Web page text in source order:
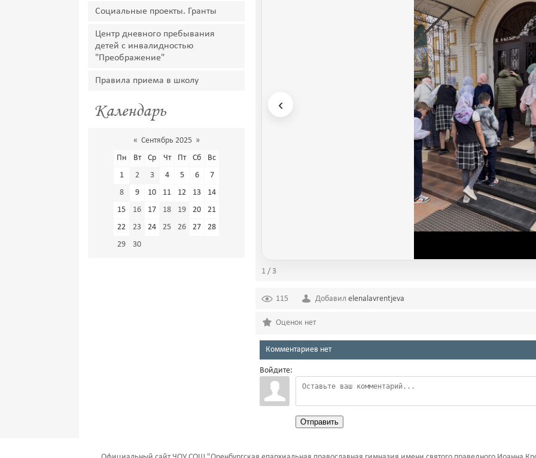
Социальные проекты. Гранты
Центр дневного пребывания
детей с инвалидностью
"Преображение"
Правила приема в школу
Календарь
« Сентябрь 2025 »
Пн
Вт Ср Чт Пт Сб
Вс
1
2 3 4 5 6
7
8
9 10 11 12 13
14
15
16 17 18 19 20
21
22
23 24 25 26 27
28
29
30
‹
1 / 3
115 Добавил elenalavrentjeva
Оценок нет
Комментариев нет
Войдите:
Отправить